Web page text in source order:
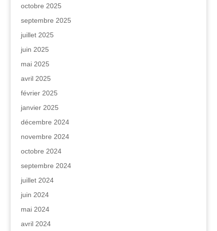
octobre 2025
septembre 2025
juillet 2025
juin 2025
mai 2025
avril 2025
février 2025
janvier 2025
décembre 2024
novembre 2024
octobre 2024
septembre 2024
juillet 2024
juin 2024
mai 2024
avril 2024